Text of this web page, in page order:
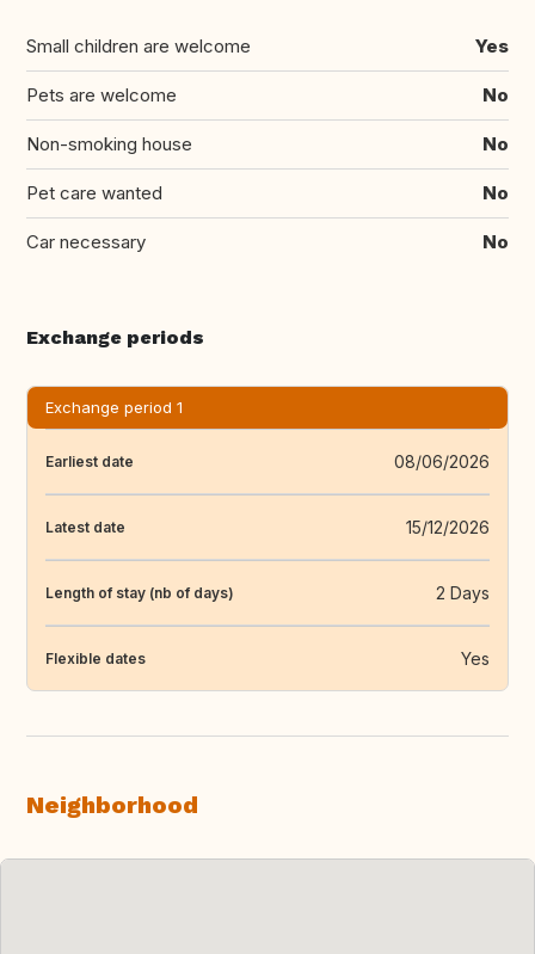
Small children are welcome Yes
Pets are welcome No
Non-smoking house No
Pet care wanted No
Car necessary No
Exchange periods
Exchange period 1
Earliest date 08/06/2026
Latest date 15/12/2026
Length of stay (nb of days) 2 Days
Flexible dates Yes
Neighborhood